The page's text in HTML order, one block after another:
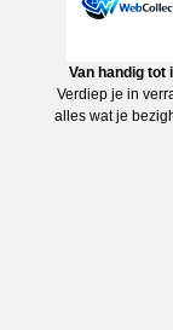
Van handig tot
Verdiep je in
alles wat je